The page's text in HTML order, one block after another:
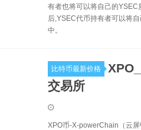
有者也将可以将自己的
后,YSEC代币持有者可以将
中。
比特币最新价格
交易所
XPO币-X-powerChain（云